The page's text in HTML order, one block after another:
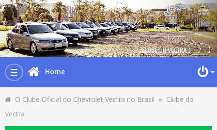
Toggle
navigation
Home
O Clube Oficial do Chevrolet Vectra no Brasil » Clube do
Vectra